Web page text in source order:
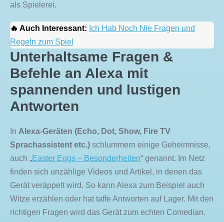
als Spielerei.
🔥 Auch Interessant: Ich Hab Noch Nie Fragen und
Regeln zum Spiel
Unterhaltsame Fragen &
Befehle an Alexa mit
spannenden und lustigen
Antworten
In Alexa-Geräten (Echo, Dot, Show, Fire TV
Sprachassistent etc.) schlummern einige Geheimnisse,
auch „Easter Eggs – Besonderheiten“ genannt. Im Netz
finden sich unzählige Videos und Artikel, in denen das
Gerät veräppelt wird. So kann Alexa zum Beispiel auch
Witze erzählen oder hat taffe Antworten auf Lager. Mit den
richtigen Fragen wird das Gerät zum echten Comedian.